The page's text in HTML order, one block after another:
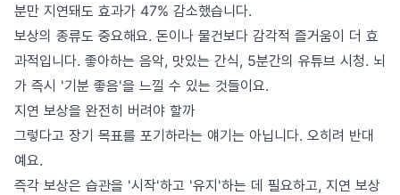
분만 지연돼도 효과가 47% 감소했습니다.
보상의 종류도 중요해요. 돈이나 물건보다 감각적 즐거움이 더 효
과적입니다. 좋아하는 음악, 맛있는 간식, 5분간의 유튜브 시청. 뇌
가 즉시 '기분 좋음'을 느낄 수 있는 것들이요.
지연 보상을 완전히 버려야 할까
그렇다고 장기 목표를 포기하라는 얘기는 아닙니다. 오히려 반대
예요.
즉각 보상은 습관을 '시작'하고 '유지'하는 데 필요하고, 지연 보상